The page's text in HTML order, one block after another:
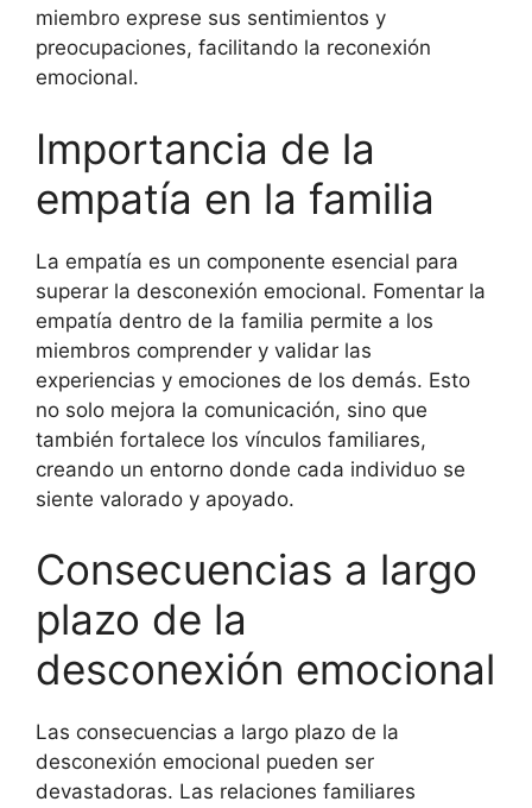
miembro exprese sus sentimientos y
preocupaciones, facilitando la reconexión
emocional.
Importancia de la
empatía en la familia
La empatía es un componente esencial para
superar la desconexión emocional. Fomentar la
empatía dentro de la familia permite a los
miembros comprender y validar las
experiencias y emociones de los demás. Esto
no solo mejora la comunicación, sino que
también fortalece los vínculos familiares,
creando un entorno donde cada individuo se
siente valorado y apoyado.
Consecuencias a largo
plazo de la
desconexión emocional
Las consecuencias a largo plazo de la
desconexión emocional pueden ser
devastadoras. Las relaciones familiares